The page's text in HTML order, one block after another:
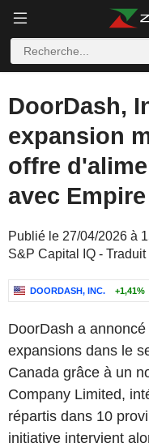
DoorDash,
expansion
offre
avec
Publié le 27/04/2026 à
S&P Capital IQ -
DOORDASH, INC. +1,41%
DoorDash a
expansions dans le
Canada grâce à un
Company Limited,
répartis dans 10
initiative intervient